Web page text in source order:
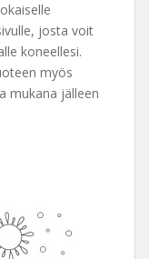
josta voit
koneellesi.
myös
mukana jälleen